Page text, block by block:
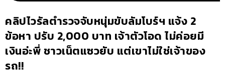
คลิปไวรัลตำรวจจับหนุ่มขับลัมโบร์ฯ แจ้ง 2
ข้อหา ปรับ 2,000 บาท เจ้าตัวโอด ไม่ค่อยมี
เงินอ่ะพี่ ชาวเน็ตแซวยับ แต่เขาไม่ใช่เจ้าของ
รถ!!